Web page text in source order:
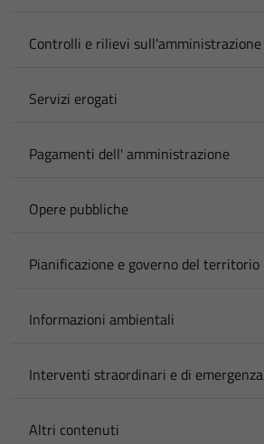
Controlli e rilievi sull'amministrazione
Servizi erogati
Pagamenti dell' amministrazione
Opere pubbliche
Pianificazione e governo del territorio
Informazioni ambientali
Interventi straordinari e di emergenza
Altri contenuti